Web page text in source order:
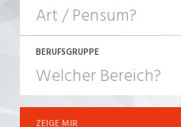
JOB-TYP
Festanstellung
BERUFSGRUPPE
ZEIGE MIR